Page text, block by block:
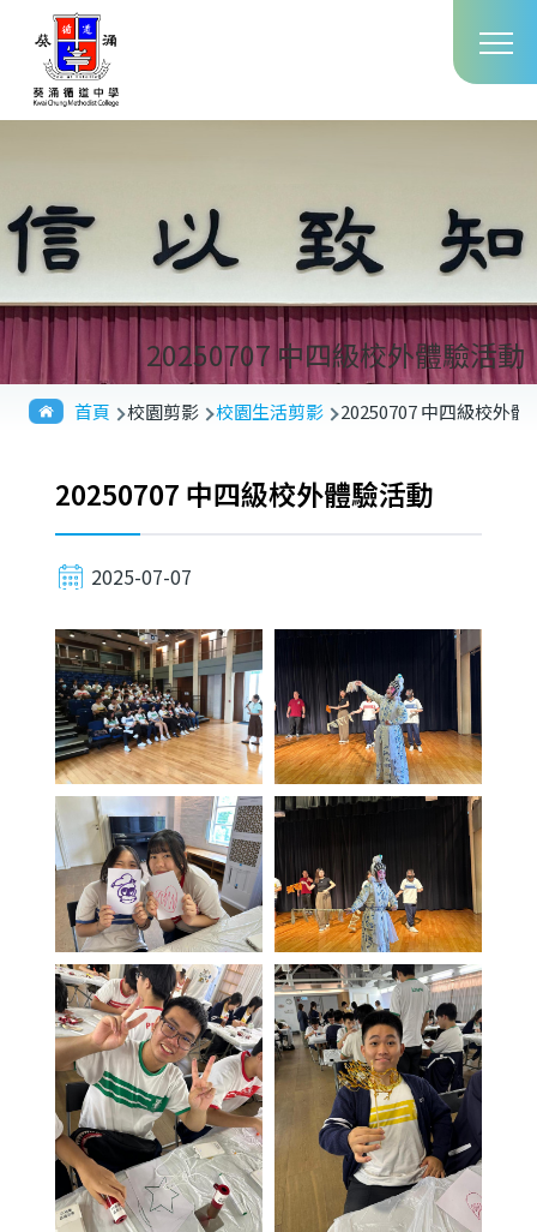
移至主內容
20250707 中四級校外體驗活動
導
首頁 校園剪影 校園生活剪影 20250707 中四級校外體
20250707 中四級校外體驗活動
2025-07-07